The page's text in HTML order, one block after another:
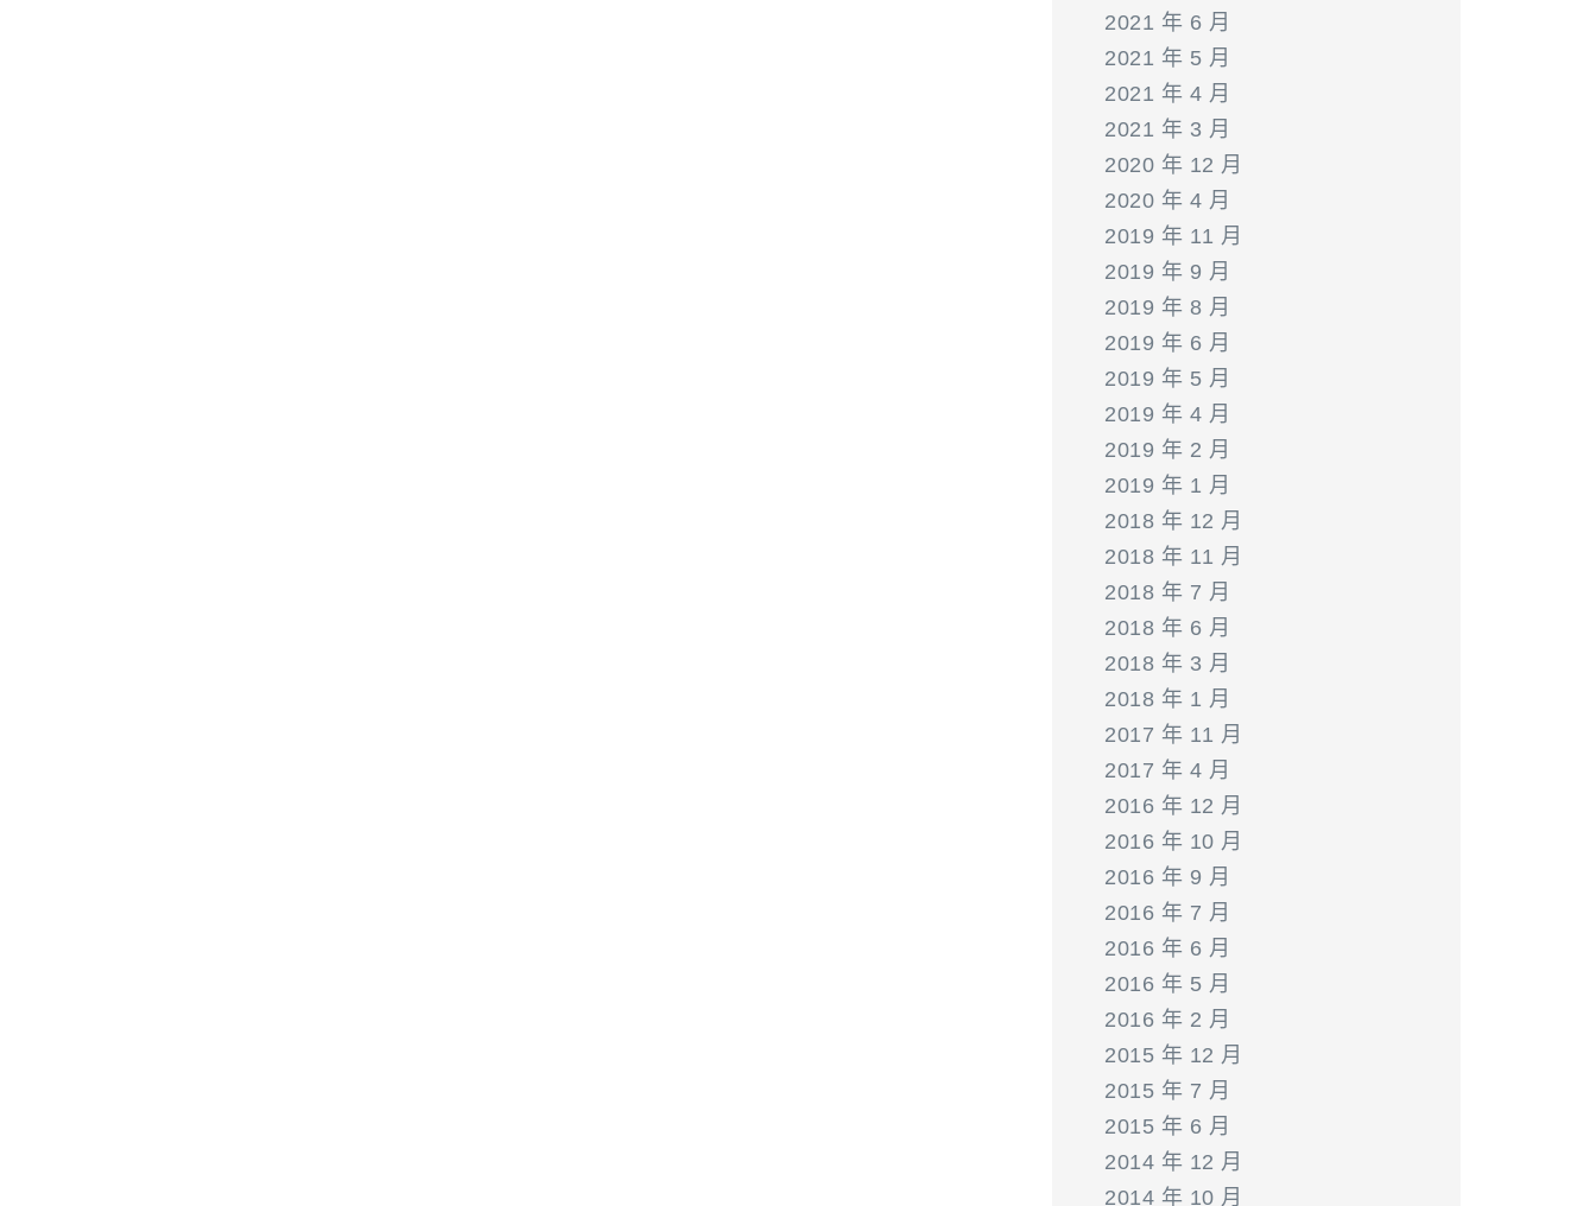
2021 年 6 月
2021 年 5 月
2021 年 4 月
2021 年 3 月
2020 年 12 月
2020 年 4 月
2019 年 11 月
2019 年 9 月
2019 年 8 月
2019 年 6 月
2019 年 5 月
2019 年 4 月
2019 年 2 月
2019 年 1 月
2018 年 12 月
2018 年 11 月
2018 年 7 月
2018 年 6 月
2018 年 3 月
2018 年 1 月
2017 年 11 月
2017 年 4 月
2016 年 12 月
2016 年 10 月
2016 年 9 月
2016 年 7 月
2016 年 6 月
2016 年 5 月
2016 年 2 月
2015 年 12 月
2015 年 7 月
2015 年 6 月
2014 年 12 月
2014 年 10 月